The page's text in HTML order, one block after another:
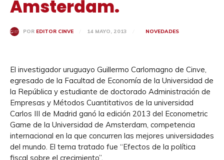
Amsterdam.
POR EDITOR CINVE 14 MAYO, 2013 NOVEDADES
El investigador uruguayo Guillermo Carlomagno de Cinve,
egresado de la Facultad de Economía de la Universidad de
la República y estudiante de doctorado Administración de
Empresas y Métodos Cuantitativos de la universidad
Carlos III de Madrid ganó la edición 2013 del Econometric
Game de la Universidad de Amsterdam, competencia
internacional en la que concurren las mejores universidades
del mundo. El tema tratado fue “Efectos de la política
fiscal sobre el crecimiento”.